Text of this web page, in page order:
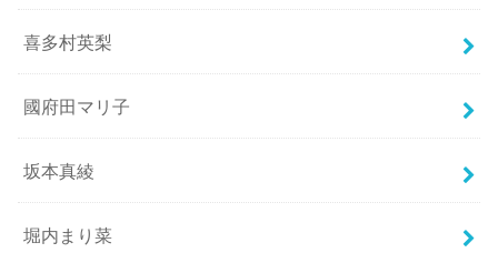
喜多村英梨
國府田マリ子
坂本真綾
堀内まり菜